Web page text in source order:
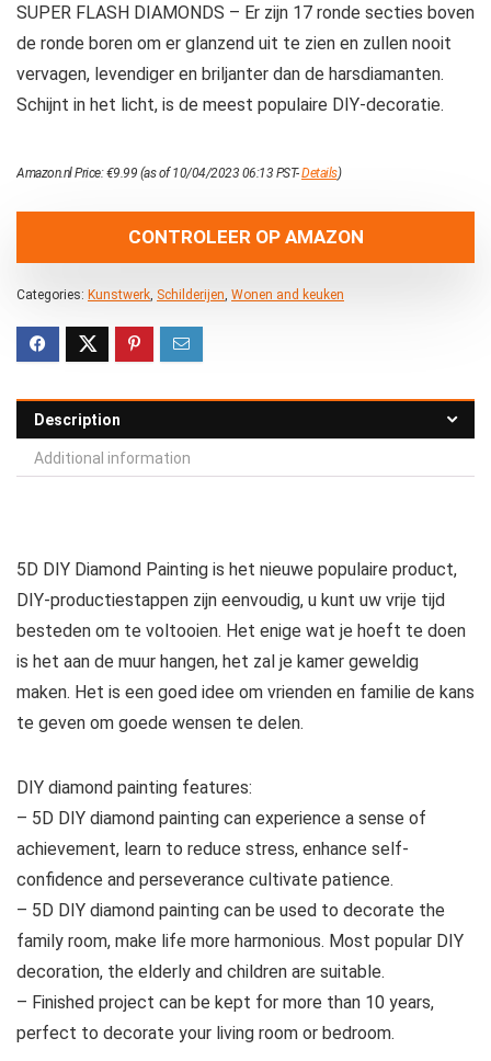
SUPER FLASH DIAMONDS – Er zijn 17 ronde secties boven
de ronde boren om er glanzend uit te zien en zullen nooit
vervagen, levendiger en briljanter dan de harsdiamanten.
Schijnt in het licht, is de meest populaire DIY-decoratie.
Amazon.nl Price:€9.99 (as of 10/04/2023 06:13 PST-Details)
CONTROLEER OP AMAZON
Categories: Kunstwerk Schilderijen Wonen and keuken
Description
Additional information
5D DIY Diamond Painting is het nieuwe populaire product,
DIY-productiestappen zijn eenvoudig, u kunt uw vrije tijd
besteden om te voltooien. Het enige wat je hoeft te doen
is het aan de muur hangen, het zal je kamer geweldig
maken. Het is een goed idee om vrienden en familie de kans
te geven om goede wensen te delen.
DIY diamond painting features:
– 5D DIY diamond painting can experience a sense of
achievement, learn to reduce stress, enhance self-
confidence and perseverance cultivate patience.
– 5D DIY diamond painting can be used to decorate the
family room, make life more harmonious. Most popular DIY
decoration, the elderly and children are suitable.
– Finished project can be kept for more than 10 years,
perfect to decorate your living room or bedroom.